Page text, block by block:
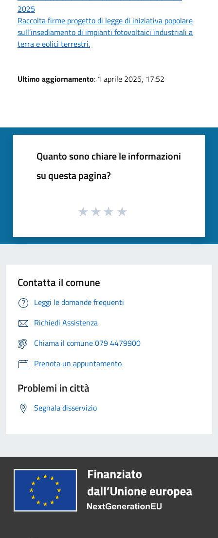
2025
Raccolta firme progetto di legge di iniziativa popolare
sull’insediamento di impianti fotovoltaici industriali a
terra e eolici terrestri.
Ultimo aggiornamento: 1 aprile 2025, 17:52
Quanto sono chiare le informazioni
su questa pagina?
Contatta il comune
Leggi le domande frequenti
Richiedi Assistenza
Chiama il comune 079 4479900
Prenota un appuntamento
Problemi in città
Segnala disservizio